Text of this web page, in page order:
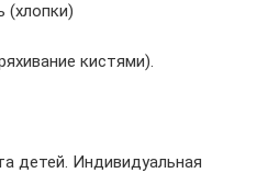
(хлопки)
кистями).
детей. Индивидуальная